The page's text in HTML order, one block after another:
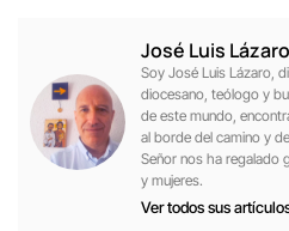
José Luis Lázaro
Soy José Luis Lázaro,
diocesano, teólogo y
de este mundo,
al borde del camino y
Señor nos ha regalado
y mujeres.
Ver todos sus